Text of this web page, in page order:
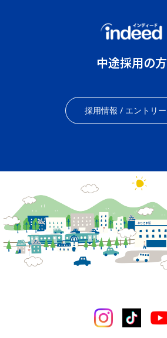
中途採用の方
採用情報 / エントリー